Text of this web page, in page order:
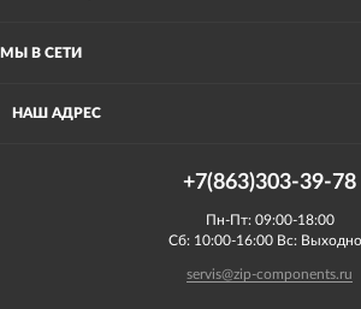
МЫ В СЕТИ
НАШ АДРЕС
+7(863)303-39-78
Пн-Пт: 09:00-18:00
Сб: 10:00-16:00 Вс:
servis@zip-components.ru